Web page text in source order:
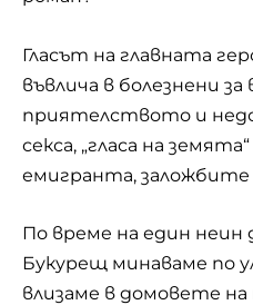
Гласът на главната
въвлича в болезнени
приятелството и
секса, „гласа на
емигранта, заложбите
По време на един неин
Букурещ минаваме по
влизаме в домовете на